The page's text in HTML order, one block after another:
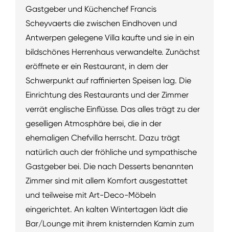
Gastgeber und Küchenchef Francis
Scheyvaerts die zwischen Eindhoven und
Antwerpen gelegene Villa kaufte und sie in ein
bildschönes Herrenhaus verwandelte. Zunächst
eröffnete er ein Restaurant, in dem der
Schwerpunkt auf raffinierten Speisen lag. Die
Einrichtung des Restaurants und der Zimmer
verrät englische Einflüsse. Das alles trägt zu der
geselligen Atmosphäre bei, die in der
ehemaligen Chefvilla herrscht. Dazu trägt
natürlich auch der fröhliche und sympathische
Gastgeber bei. Die nach Desserts benannten
Zimmer sind mit allem Komfort ausgestattet
und teilweise mit Art-Deco-Möbeln
eingerichtet. An kalten Wintertagen lädt die
Bar/Lounge mit ihrem knisternden Kamin zum